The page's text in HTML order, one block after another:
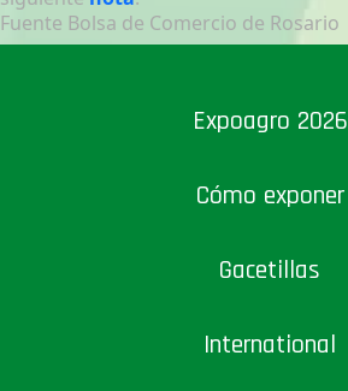
Fuente Bolsa de Comercio de Rosario
Expoagro 2026
Cómo exponer
Gacetillas
International